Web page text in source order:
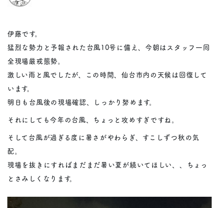
伊藤です。
猛烈な勢力と予報された台風10号に備え、今朝はスタッフ一同
全現場厳戒態勢。
激しい雨と風でしたが、この時間、仙台市内の天候は回復して
います。
明日も台風後の現場確認、しっかり努めます。
それにしても今年の台風、ちょっと攻めすぎですね。
そして台風が過ぎる度に暑さがやわらぎ、すこしずつ秋の気
配。
現場を抜きにすればまだまだ暑い夏が続いてほしい、、ちょっ
とさみしくなります。